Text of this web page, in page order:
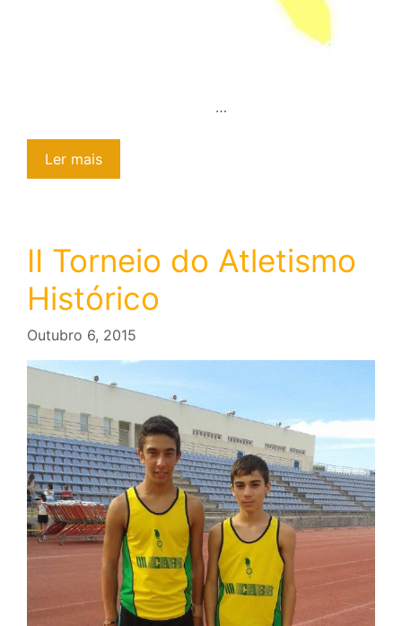
…
Ler mais
II Torneio do Atletismo
Histórico
Outubro 6, 2015